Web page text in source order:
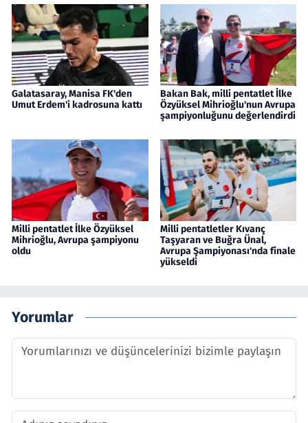
Galatasaray, Manisa FK'den
Umut Erdem'i kadrosuna kattı
Bakan Bak, milli pentatlet İlke
Özyüksel Mihrioğlu'nun Avrupa
şampiyonluğunu değerlendirdi
Milli pentatlet İlke Özyüksel
Mihrioğlu, Avrupa şampiyonu
oldu
Milli pentatletler Kıvanç
Taşyaran ve Buğra Ünal,
Avrupa Şampiyonası'nda finale
yükseldi
Yorumlar